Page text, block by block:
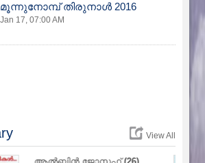
മൂന്നുനോമ്പ് തിരുനാള്‍ 2016
Jan 17, 07:00 AM
View All